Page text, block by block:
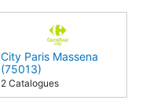
City Paris Massena
(75013)
2 Catalogues